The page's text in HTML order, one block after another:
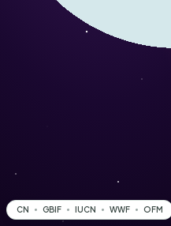
CN GBIF IUCN WWF OFM